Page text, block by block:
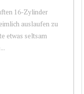
16-Zylinder
auslaufen zu
etwas seltsam